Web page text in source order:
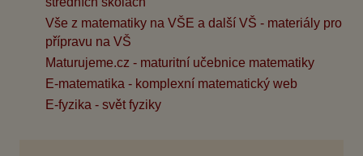
Vše z matematiky na VŠE a další VŠ - materiály pro
přípravu na VŠ
Maturujeme.cz - maturitní učebnice matematiky
E-matematika - komplexní matematický web
E-fyzika - svět fyziky